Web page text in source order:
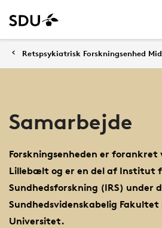
Retspsykiatrisk Forskningsenhed
Samarbejde
Forskningsenheden er forankret
Lillebælt og er en del af Institut
Sundhedsforskning (IRS) under
Sundhedsvidenskabelig Fakultet
Universitet.